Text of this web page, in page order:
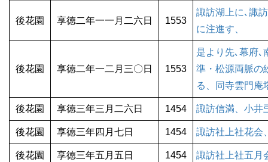
後花園 享徳二年一一月二六日 1553
諏訪湖上に､諏
に注進す、
後花園 享徳二年一二月三〇日 1553
是より先､幕府､
準・松源両脈の
る、同寺雲門庵
後花園 享徳三年三月二六日 1454 諏訪信満、小井
後花園 享徳三年四月七日 1454 諏訪社上社花会
後花園 享徳三年五月五日 1454 諏訪社上社五月